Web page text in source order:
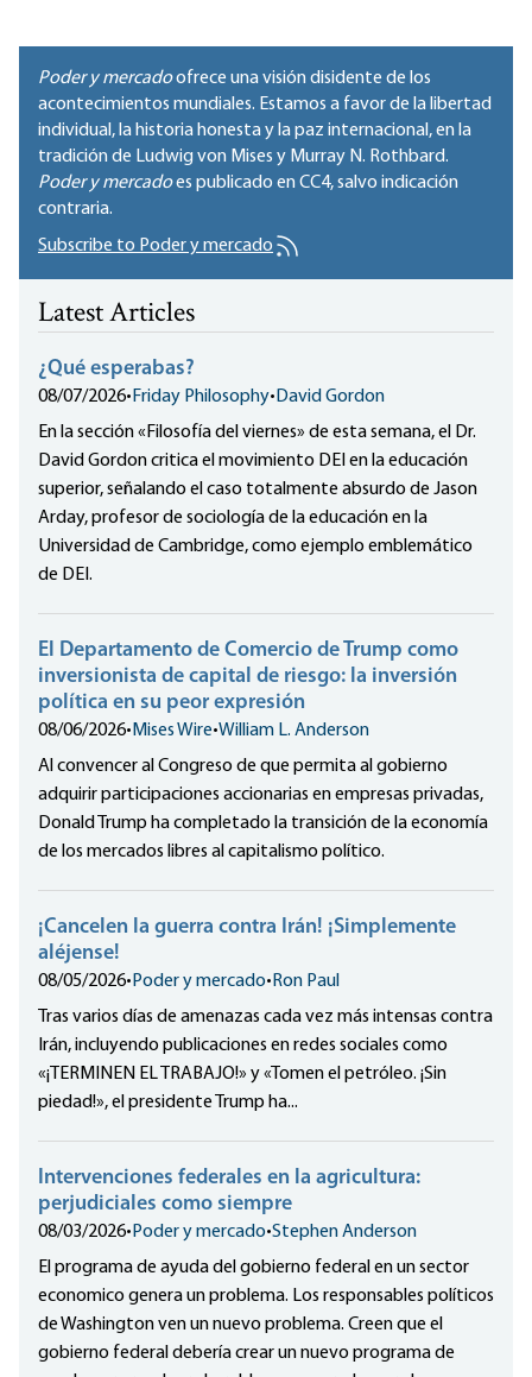
Poder y mercadoofrece una visión disidente de los
acontecimientos mundiales. Estamos a favor de la libertad
individual, la historia honesta y la paz internacional, en la
tradición de Ludwig von Mises y Murray N. Rothbard.
Poder y mercadoes publicado enCC4, salvo indicación
contraria.
Subscribe to Poder y mercado
Latest Articles
¿Qué esperabas?
08/07/2026• Friday Philosophy• David Gordon
En la sección «Filosofía del viernes» de esta semana, el Dr.
David Gordon critica el movimiento DEI en la educación
superior, señalando el caso totalmente absurdo de Jason
Arday, profesor de sociología de la educación en la
Universidad de Cambridge, como ejemplo emblemático
de DEI.
El Departamento de Comercio de Trump como
inversionista de capital de riesgo: la inversión
política en su peor expresión
08/06/2026• Mises Wire•William L. Anderson
Al convencer al Congreso de que permita al gobierno
adquirir participaciones accionarias en empresas privadas,
Donald Trump ha completado la transición de la economía
de los mercados libres al capitalismo político.
¡Cancelen la guerra contra Irán! ¡Simplemente
aléjense!
08/05/2026• Poder y mercado• Ron Paul
Tras varios días de amenazas cada vez más intensas contra
Irán, incluyendo publicaciones en redes sociales como
«¡TERMINEN EL TRABAJO!» y «Tomen el petróleo. ¡Sin
piedad!», el presidente Trump ha...
Intervenciones federales en la agricultura:
perjudiciales como siempre
08/03/2026• Poder y mercado•Stephen Anderson
El programa de ayuda del gobierno federal en un sector
economico genera un problema. Los responsables políticos
de Washington ven un nuevo problema. Creen que el
gobierno federal debería crear un nuevo programa de